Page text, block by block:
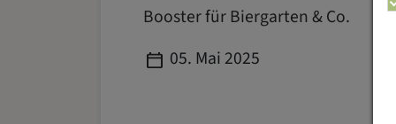
Booster für Biergarten & Co.
Published
05. Mai 2025